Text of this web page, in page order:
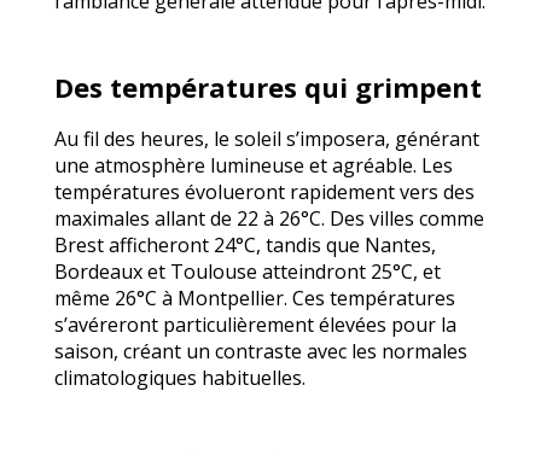
Des températures qui grimpent
Au fil des heures, le soleil s’imposera, générant
une atmosphère lumineuse et agréable. Les
températures évolueront rapidement vers des
maximales allant de 22 à 26°C. Des villes comme
Brest afficheront 24°C, tandis que Nantes,
Bordeaux et Toulouse atteindront 25°C, et
même 26°C à Montpellier. Ces températures
s’avéreront particulièrement élevées pour la
saison, créant un contraste avec les normales
climatologiques habituelles.